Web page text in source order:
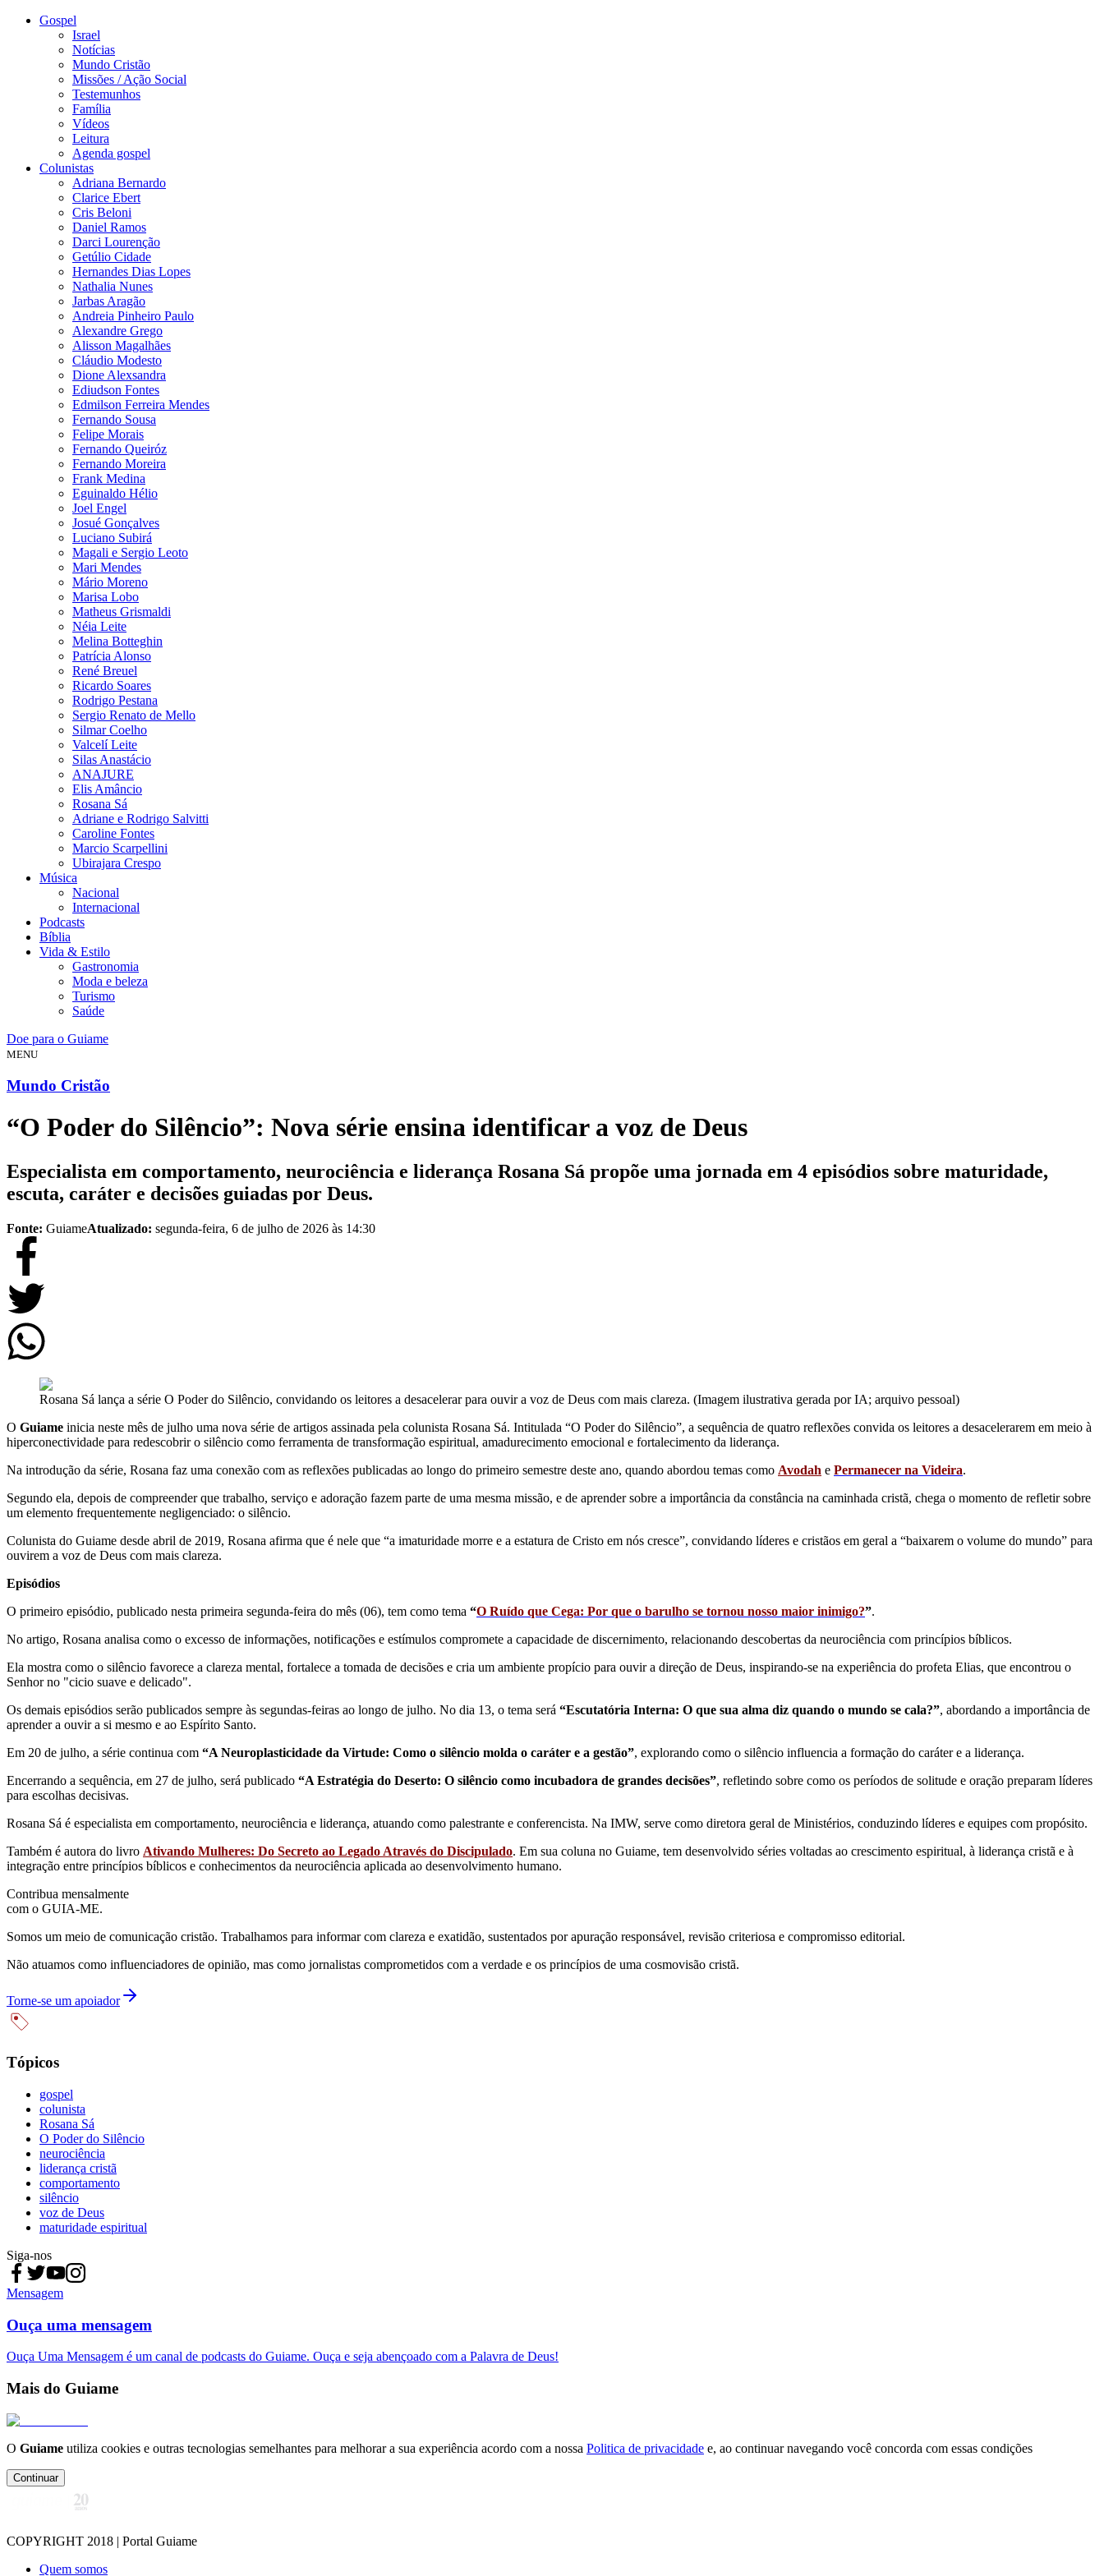
Gospel
Israel
Notícias
Mundo Cristão
Missões / Ação Social
Testemunhos
Família
Vídeos
Leitura
Agenda gospel
Colunistas
Adriana Bernardo
Clarice Ebert
Cris Beloni
Daniel Ramos
Darci Lourenção
Getúlio Cidade
Hernandes Dias Lopes
Nathalia Nunes
Jarbas Aragão
Andreia Pinheiro Paulo
Alexandre Grego
Alisson Magalhães
Cláudio Modesto
Dione Alexsandra
Ediudson Fontes
Edmilson Ferreira Mendes
Fernando Sousa
Felipe Morais
Fernando Queiróz
Fernando Moreira
Frank Medina
Eguinaldo Hélio
Joel Engel
Josué Gonçalves
Luciano Subirá
Magali e Sergio Leoto
Mari Mendes
Mário Moreno
Marisa Lobo
Matheus Grismaldi
Néia Leite
Melina Botteghin
Patrícia Alonso
René Breuel
Ricardo Soares
Rodrigo Pestana
Sergio Renato de Mello
Silmar Coelho
Valcelí Leite
Silas Anastácio
ANAJURE
Elis Amâncio
Rosana Sá
Adriane e Rodrigo Salvitti
Caroline Fontes
Marcio Scarpellini
Ubirajara Crespo
Música
Nacional
Internacional
Podcasts
Bíblia
Vida & Estilo
Gastronomia
Moda e beleza
Turismo
Saúde
Doe para o Guiame
MENU
Mundo Cristão
“O Poder do Silêncio”: Nova série ensina identificar a voz de Deus
Especialista em comportamento, neurociência e liderança Rosana Sá propõe uma jornada em 4 episódios sobre maturidade,
escuta, caráter e decisões guiadas por Deus.
Fonte: GuiameAtualizado: segunda-feira, 6 de julho de 2026 às 14:30
Rosana Sá lança a série O Poder do Silêncio, convidando os leitores a desacelerar para ouvir a voz de Deus com mais clareza. (Imagem ilustrativa gerada por IA; arquivo pessoal)
O Guiame inicia neste mês de julho uma nova série de artigos assinada pela colunista Rosana Sá. Intitulada “O Poder do Silêncio”, a sequência de quatro reflexões convida os leitores a desacelerarem em meio à
hiperconectividade para redescobrir o silêncio como ferramenta de transformação espiritual, amadurecimento emocional e fortalecimento da liderança.
Na introdução da série, Rosana faz uma conexão com as reflexões publicadas ao longo do primeiro semestre deste ano, quando abordou temas como Avodah e Permanecer na Videira.
Segundo ela, depois de compreender que trabalho, serviço e adoração fazem parte de uma mesma missão, e de aprender sobre a importância da constância na caminhada cristã, chega o momento de refletir sobre
um elemento frequentemente negligenciado: o silêncio.
Colunista do Guiame desde abril de 2019, Rosana afirma que é nele que “a imaturidade morre e a estatura de Cristo em nós cresce”, convidando líderes e cristãos em geral a “baixarem o volume do mundo” para
ouvirem a voz de Deus com mais clareza.
Episódios
O primeiro episódio, publicado nesta primeira segunda-feira do mês (06), tem como tema “O Ruído que Cega: Por que o barulho se tornou nosso maior inimigo?”.
No artigo, Rosana analisa como o excesso de informações, notificações e estímulos compromete a capacidade de discernimento, relacionando descobertas da neurociência com princípios bíblicos.
Ela mostra como o silêncio favorece a clareza mental, fortalece a tomada de decisões e cria um ambiente propício para ouvir a direção de Deus, inspirando-se na experiência do profeta Elias, que encontrou o
Senhor no "cicio suave e delicado".
Os demais episódios serão publicados sempre às segundas-feiras ao longo de julho. No dia 13, o tema será “Escutatória Interna: O que sua alma diz quando o mundo se cala?”, abordando a importância de
aprender a ouvir a si mesmo e ao Espírito Santo.
Em 20 de julho, a série continua com “A Neuroplasticidade da Virtude: Como o silêncio molda o caráter e a gestão”, explorando como o silêncio influencia a formação do caráter e a liderança.
Encerrando a sequência, em 27 de julho, será publicado “A Estratégia do Deserto: O silêncio como incubadora de grandes decisões”, refletindo sobre como os períodos de solitude e oração preparam líderes
para escolhas decisivas.
Rosana Sá é especialista em comportamento, neurociência e liderança, atuando como palestrante e conferencista. Na IMW, serve como diretora geral de Ministérios, conduzindo líderes e equipes com propósito.
Também é autora do livro Ativando Mulheres: Do Secreto ao Legado Através do Discipulado. Em sua coluna no Guiame, tem desenvolvido séries voltadas ao crescimento espiritual, à liderança cristã e à
integração entre princípios bíblicos e conhecimentos da neurociência aplicada ao desenvolvimento humano.
Contribua mensalmente
com o GUIA-ME.
Somos um meio de comunicação cristão. Trabalhamos para informar com clareza e exatidão, sustentados por apuração responsável, revisão criteriosa e compromisso editorial.
Não atuamos como influenciadores de opinião, mas como jornalistas comprometidos com a verdade e os princípios de uma cosmovisão cristã.
Torne-se um apoiador
Tópicos
gospel
colunista
Rosana Sá
O Poder do Silêncio
neurociência
liderança cristã
comportamento
silêncio
voz de Deus
maturidade espiritual
Siga-nos
Mensagem
Ouça uma mensagem
Ouça Uma Mensagem é um canal de podcasts do Guiame. Ouça e seja abençoado com a Palavra de Deus!
Mais do Guiame
O Guiame utiliza cookies e outras tecnologias semelhantes para melhorar a sua experiência acordo com a nossa Politica de privacidade e, ao continuar navegando você concorda com essas condições
Continuar
COPYRIGHT 2018 | Portal Guiame
Quem somos